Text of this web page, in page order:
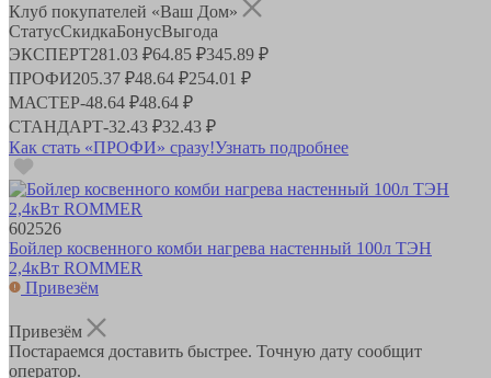
Клуб покупателей «Ваш Дом»
СтатусСкидкаБонусВыгода
ЭКСПЕРТ281.03 ₽64.85 ₽345.89 ₽
ПРОФИ205.37 ₽48.64 ₽254.01 ₽
МАСТЕР-48.64 ₽48.64 ₽
СТАНДАРТ-32.43 ₽32.43 ₽
Как стать «ПРОФИ» сразу!Узнать подробнее
602526
Бойлер косвенного комби нагрева настенный 100л ТЭН
2,4кВт ROMMER
Привезём
Привезём
Постараемся доставить быстрее. Точную дату сообщит
оператор.